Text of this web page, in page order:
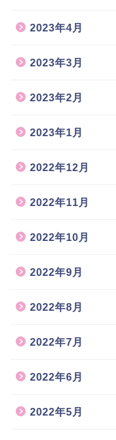
2023年4月
2023年3月
2023年2月
2023年1月
2022年12月
2022年11月
2022年10月
2022年9月
2022年8月
2022年7月
2022年6月
2022年5月